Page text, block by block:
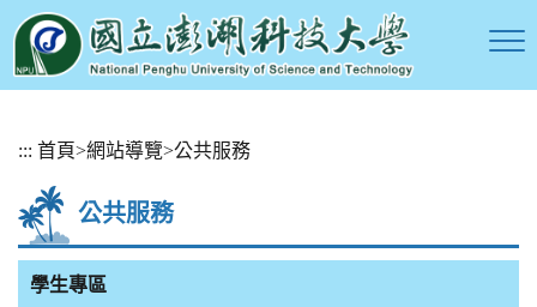
::: 首頁>網站導覽>公共服務
公共服務
學生專區